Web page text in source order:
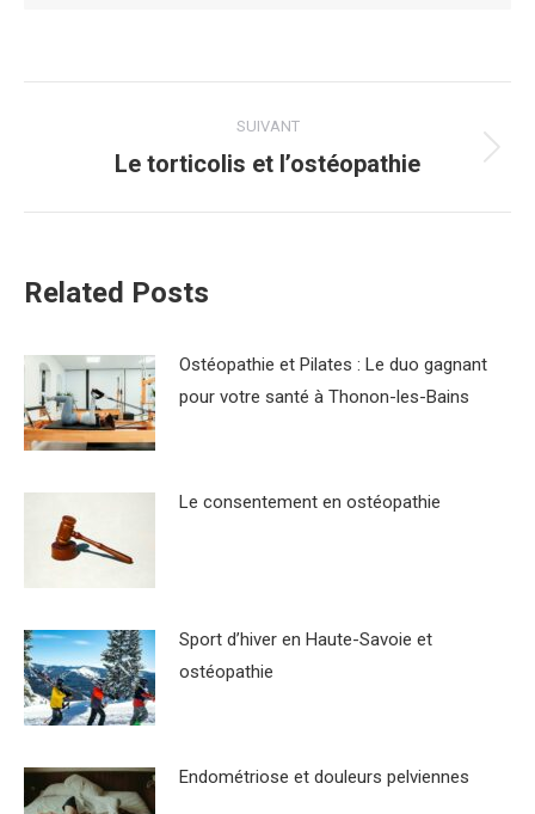
article
SUIVANT
Article
Le torticolis et l’ostéopathie
Related Posts
Ostéopathie et Pilates : Le duo gagnant
pour votre santé à Thonon-les-Bains
Le consentement en ostéopathie
Sport d’hiver en Haute-Savoie et
ostéopathie
Endométriose et douleurs pelviennes